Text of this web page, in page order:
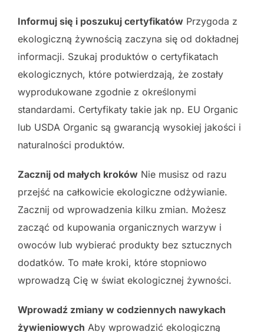
Informuj się i poszukuj certyfikatów Przygoda z
ekologiczną żywnością zaczyna się od dokładnej
informacji. Szukaj produktów o certyfikatach
ekologicznych, które potwierdzają, że zostały
wyprodukowane zgodnie z określonymi
standardami. Certyfikaty takie jak np. EU Organic
lub USDA Organic są gwarancją wysokiej jakości i
naturalności produktów.
Zacznij od małych kroków Nie musisz od razu
przejść na całkowicie ekologiczne odżywianie.
Zacznij od wprowadzenia kilku zmian. Możesz
zacząć od kupowania organicznych warzyw i
owoców lub wybierać produkty bez sztucznych
dodatków. To małe kroki, które stopniowo
wprowadzą Cię w świat ekologicznej żywności.
Wprowadź zmiany w codziennych nawykach
żywieniowych Aby wprowadzić ekologiczną